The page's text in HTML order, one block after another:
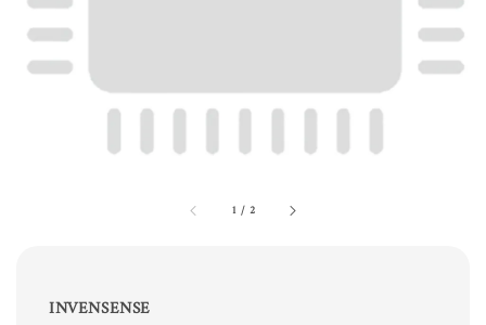
1 / 2
INVENSENSE